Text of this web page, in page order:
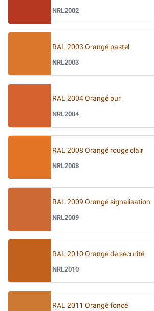
NRL2002
RAL 2003 Orangé pastel
NRL2003
RAL 2004 Orangé pur
NRL2004
RAL 2008 Orangé rouge clair
NRL2008
RAL 2009 Orangé signalisation
NRL2009
RAL 2010 Orangé de sécurité
NRL2010
RAL 2011 Orangé foncé